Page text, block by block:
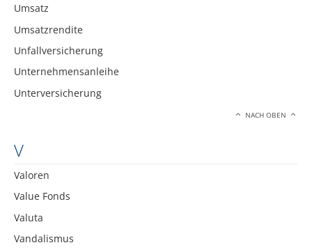
Umsatz
Umsatzrendite
Unfallversicherung
Unternehmensanleihe
Unterversicherung
NACH OBEN
V
Valoren
Value Fonds
Valuta
Vandalismus